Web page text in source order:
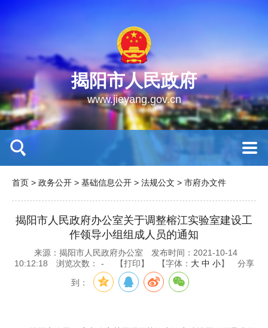
揭阳市人民政府
www.jieyang.gov.cn
首页 > 政务公开 > 基础信息公开 > 法规公文 > 市府办文件
揭阳市人民政府办公室关于调整榕江实验室建设工
作领导小组组成人员的通知
来源：揭阳市人民政府办公室
发布时间：2021-10-14
10:12:18
浏览次数： - 【打印】 【字体： 大 中 小】 分享
到：